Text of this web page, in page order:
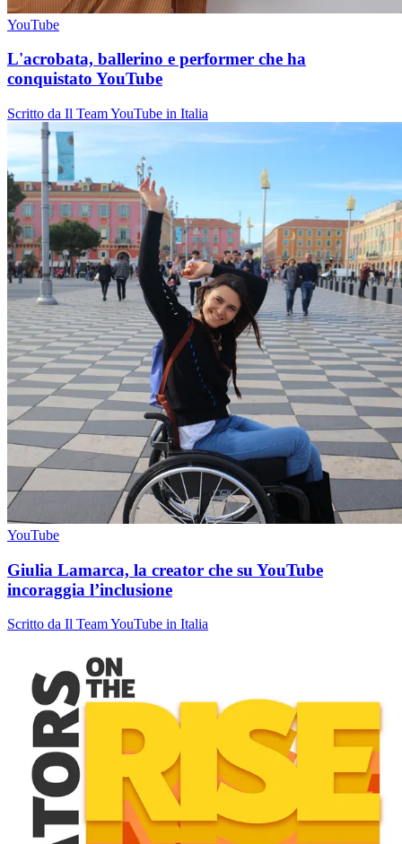
YouTube
L'acrobata, ballerino e performer che ha
conquistato YouTube
Scritto da Il Team YouTube in Italia
YouTube
Giulia Lamarca, la creator che su YouTube
incoraggia l’inclusione
Scritto da Il Team YouTube in Italia